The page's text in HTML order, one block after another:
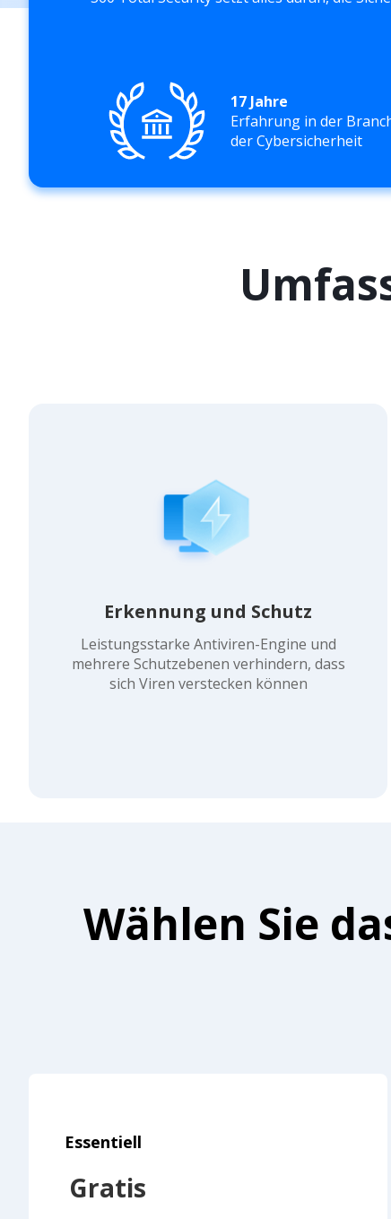
17 Jahre
Erfahrung in der
der Cybersicherheit
Erkennung und Schutz
Leistungsstarke Antiviren-Engine und
mehrere Schutzebenen verhindern, dass
sich Viren verstecken können
Wählen Sie
Essentiell
Gratis